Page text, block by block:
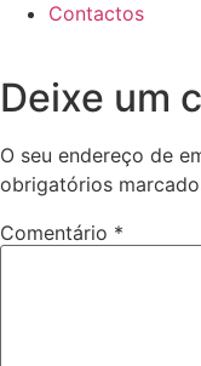
Contactos
Deixe um
O seu endereço de
obrigatórios
Comentário *